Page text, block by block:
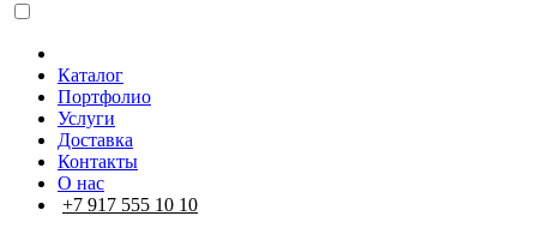
Каталог
Портфолио
Услуги
Доставка
Контакты
О нас
+7 917 555 10 10